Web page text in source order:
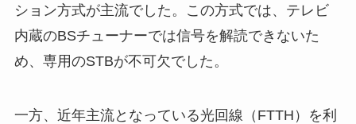
ション方式が主流でした。この方式では、テレビ
内蔵のBSチューナーでは信号を解読できないた
め、専用のSTBが不可欠でした。
一方、近年主流となっている光回線（FTTH）を利